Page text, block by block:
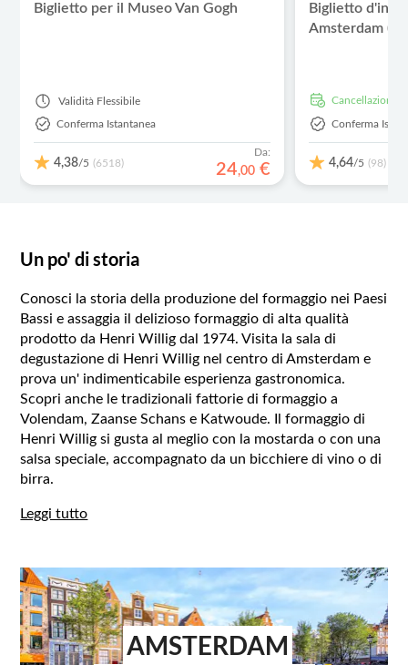
Biglietto per il Museo Van Gogh
Validità Flessibile
Conferma Istantanea
4,38/5 (6518)
Da:
24,00 €
Biglietto
Amsterdam
Cancellazione
Conferma
4,64/5 (98)
Un po' di storia
Conosci la storia della produzione del formaggio nei Paesi
Bassi e assaggia il delizioso formaggio di alta qualità
prodotto da Henri Willig dal 1974. Visita la sala di
degustazione di Henri Willig nel centro di Amsterdam e
prova un' indimenticabile esperienza gastronomica.
Scopri anche le tradizionali fattorie di formaggio a
Volendam, Zaanse Schans e Katwoude. Il formaggio di
Henri Willig si gusta al meglio con la mostarda o con una
salsa speciale, accompagnato da un bicchiere di vino o di
birra.
Leggi tutto
AMSTERDAM